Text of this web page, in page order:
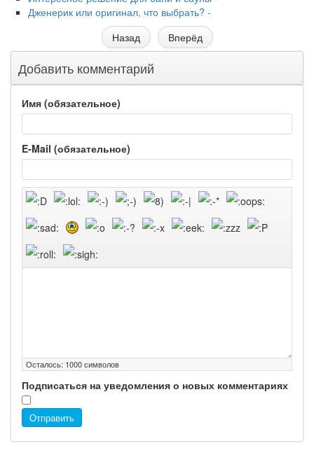
Дженерик или оригинал, что выбрать? -
Назад
Вперёд
Добавить комментарий
Имя (обязательное)
E-Mail (обязательное)
Осталось: 1000символов
Подписаться на уведомления о новых комментариях
Отправить